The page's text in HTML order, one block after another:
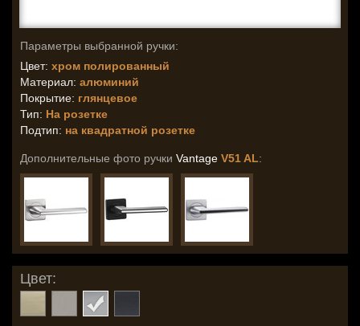
Параметры выбранной ручки:
Цвет: хром полированный
Материал: алюминий
Покрытие: глянцевое
Тип: На розетке
Подтип: на квадратной розетке
Дополнительные фото ручки Vantage V51 AL:
Цвет: